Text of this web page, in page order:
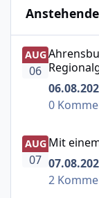
Ahrensburg:
AUG
06
0
Mit einem Chat
AUG
07
Mit
2